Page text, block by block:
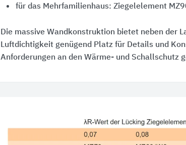
für das Mehrfamilienhaus: Ziegelelement
Die massive Wandkonstruktion bietet neben der
Luftdichtigkeit genügend Platz für Details und
Anforderungen an den Wärme- und Schallschutz